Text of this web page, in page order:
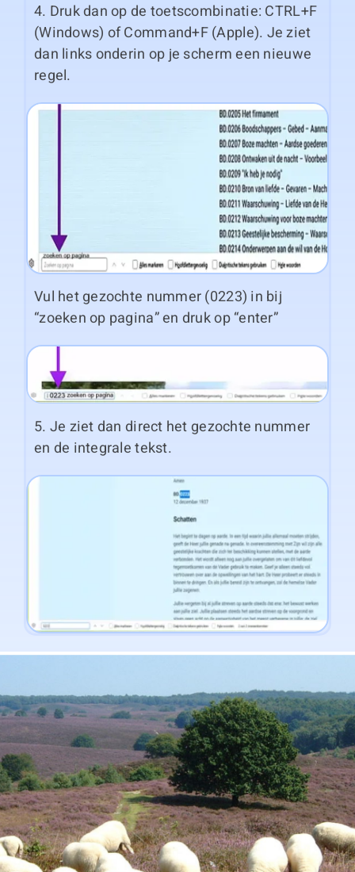
4. Druk dan op de toetscombinatie: CTRL+F
(Windows) of Command+F (Apple). Je ziet
dan links onderin op je scherm een nieuwe
regel.
Vul het gezochte nummer (0223) in bij
“zoeken op pagina” en druk op “enter”
5. Je ziet dan direct het gezochte nummer
en de integrale tekst.